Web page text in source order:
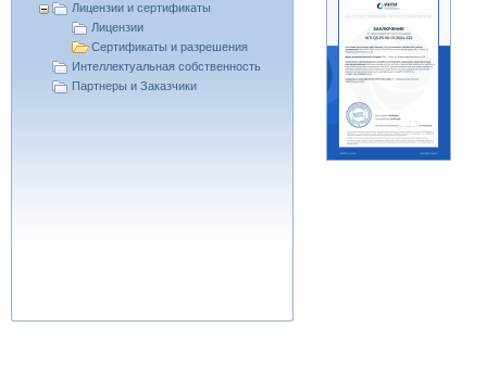
Лицензии и сертификаты
Лицензии
Сертификаты и разрешения
Интеллектуальная собственность
Партнеры и Заказчики